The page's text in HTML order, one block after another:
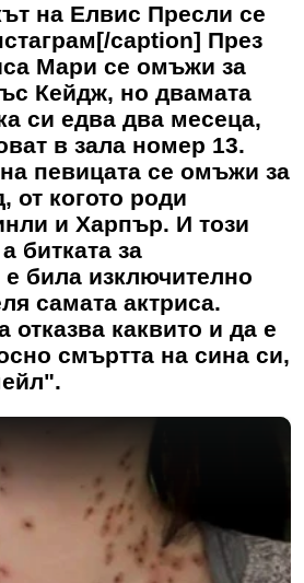
на Елвис Пресли се
caption] През
Мари се омъжи за
Кейдж, но двамата
си едва два месеца,
в зала номер 13.
певицата се омъжи за
от когото роди
и Харпър. И този
битката за
е била изключително
самата актриса.
отказва каквито и да е
смъртта на сина си,